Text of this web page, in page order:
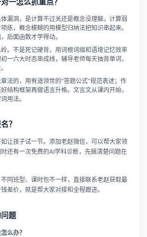
漏洞，是计算不过关还是概念没理解。计算弱
练，概念模糊的用模型归纳法把知识串起来。
后面函数才学得动。
。不是死记硬背，用词根词缀和语境记忆效率
一六大时态串成线，辅导老师每天抽背单词，
法的，用有道领世的“答题公式”规范表述；作
结构框架再做语言升格。文言文从课内开始，
用法。
？
让孩子试一节。添加老赵微信，可以帮大家领
还有一次免费的AI学科诊断，先搞清楚问题在
同班型、课时包不一样，直接联系老赵获取最
差价，就是帮大家对接和全程跟进。
题
么办？